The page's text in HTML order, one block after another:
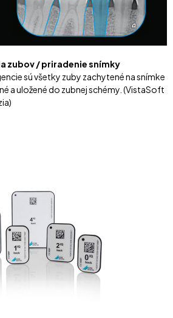
zubov / priradenie snímky
sú všetky zuby zachytené na snímke
a uložené do zubnej schémy. (VistaSoft